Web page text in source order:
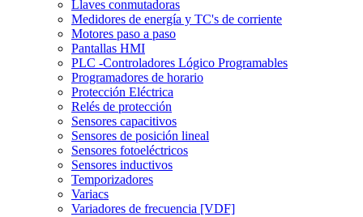
Llaves conmutadoras
Medidores de energía y TC's de corriente
Motores paso a paso
Pantallas HMI
PLC -Controladores Lógico Programables
Programadores de horario
Protección Eléctrica
Relés de protección
Sensores capacitivos
Sensores de posición lineal
Sensores fotoeléctricos
Sensores inductivos
Temporizadores
Variacs
Variadores de frecuencia [VDF]